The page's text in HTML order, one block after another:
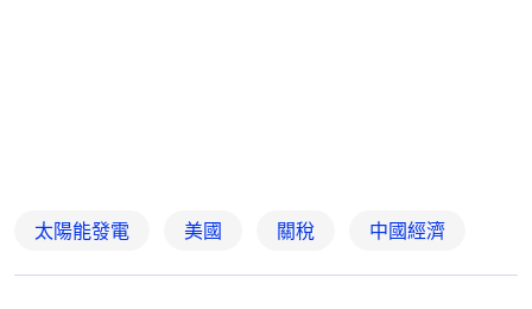
太陽能發電 美國 關稅 中國經濟